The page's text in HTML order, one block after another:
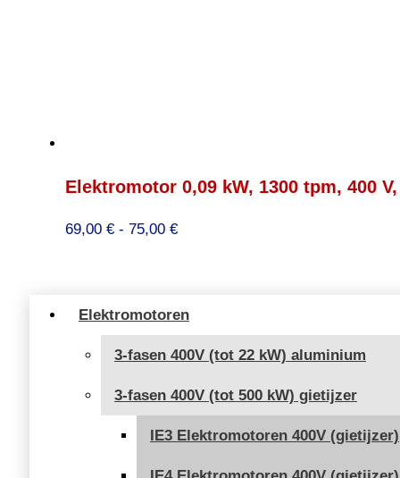
Elektromotoren
3-fasen 400V (tot 22 kW) aluminium
3-fasen 400V (tot 500 kW) gietijzer
IE3 Elektromotoren 400V (gietijzer)
Elektromotor 0,09 kW, 1300 tpm, 400
69,00 € - 75,00 €Prijsklasse: